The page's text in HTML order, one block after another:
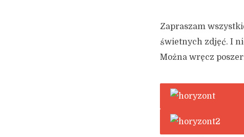
Zapraszam
świetnych zdjęć. I
Można wręcz